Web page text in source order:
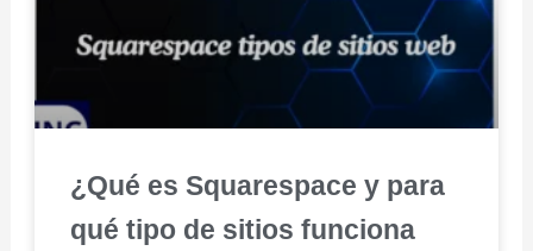
¿Qué es Squarespace y para
qué tipo de sitios funciona